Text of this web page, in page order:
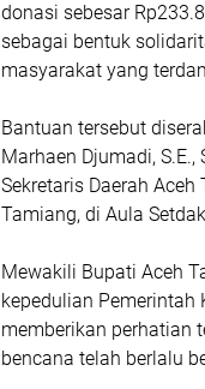
donasi sebesar
sebagai bentuk
masyarakat yang
Bantuan tersebut
Marhaen Djumadi,
Sekretaris Daerah
Tamiang, di Aula
Mewakili Bupati Aceh
kepedulian Pemerintah
memberikan perhatian
bencana telah berlalu